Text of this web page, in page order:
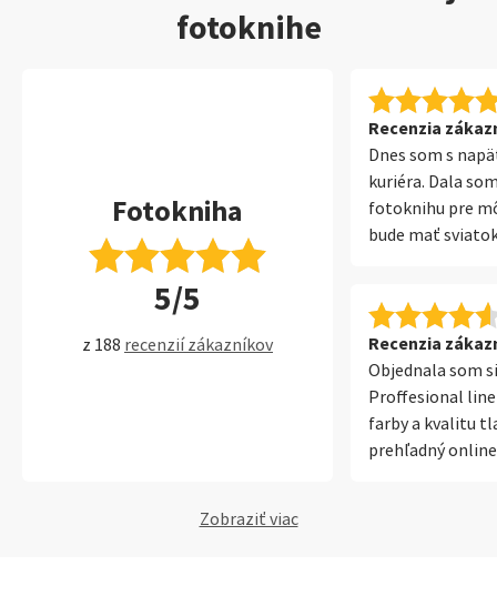
fotoknihe
Fotokniha
5/5
z 188 recenzií zákazníkov
Recenzia
Dnes som s
kuriéra. Dala
fotoknihu pre
bude mať
začala pomaly
má rozmery
strán. Je to
od SaalDigital.
skvost.
super kvalita
Recenzia
Objednala som
Proffesional line
farby a kvalitu
prehľadný
Zobraziť viac